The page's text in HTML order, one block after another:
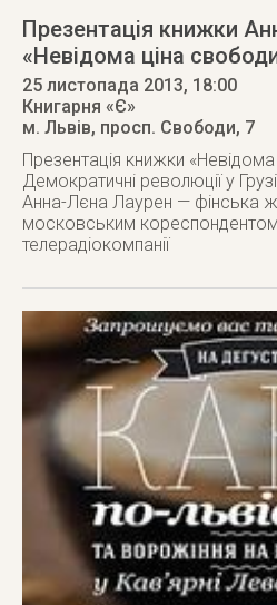
Презентація книжки
«Невідома ціна
25 листопада 2013, 18:00
Книгарня «Є»
м. Львів, просп. Свободи, 7
Презентація книжки
Демократичні революції у
Анна-Лєна Лаурен — фінська
московським кореспондентом
телерадіокомпанії